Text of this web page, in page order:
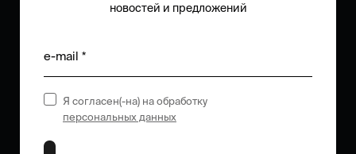
новостей и предложений
e-mail *
Я согласен(-на) на обработку
персональных данных